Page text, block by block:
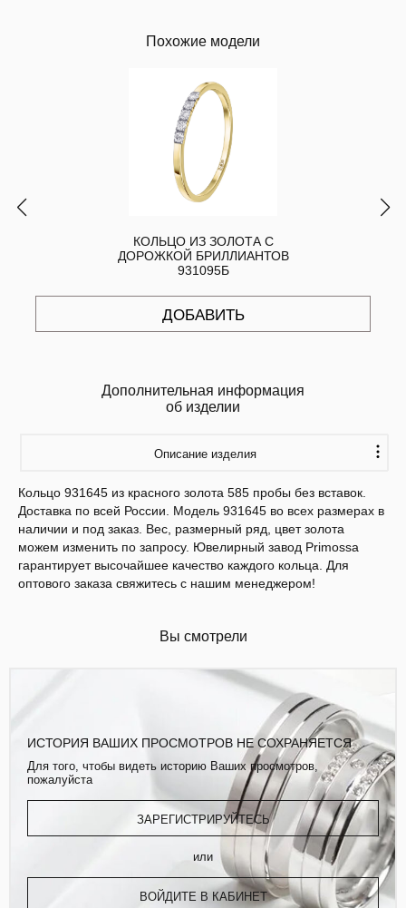
Похожие модели
КОЛЬЦО ИЗ ЗОЛОТА С
ДОРОЖКОЙ БРИЛЛИАНТОВ
931095Б
ДОБАВИТЬ
Дополнительная информация
об изделии
Описание изделия
Кольцо 931645 из красного золота 585 пробы без вставок.
Доставка по всей России. Модель 931645 во всех размерах в
наличии и под заказ. Вес, размерный ряд, цвет золота
можем изменить по запросу. Ювелирный завод Primossa
гарантирует высочайшее качество каждого кольца. Для
оптового заказа свяжитесь с нашим менеджером!
Вы смотрели
ИСТОРИЯ ВАШИХ ПРОСМОТРОВ НЕ СОХРАНЯЕТСЯ
Для того, чтобы видеть историю Ваших просмотров,
пожалуйста
ЗАРЕГИСТРИРУЙТЕСЬ
или
ВОЙДИТЕ В КАБИНЕТ